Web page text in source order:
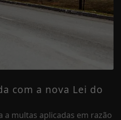
com a nova Lei do
a multas aplicadas em razão